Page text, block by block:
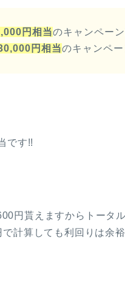
円相当のキャンペー
円相当のキャンペ
です!!
円貰えますからトータ
計算しても利回りは余